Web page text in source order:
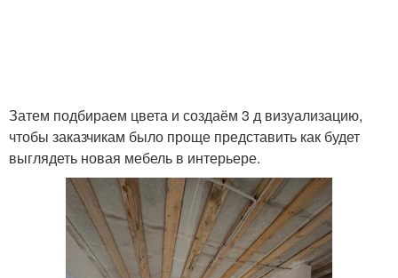
Затем подбираем цвета и создаём 3 д визуализацию,
чтобы заказчикам было проще представить как будет
выглядеть новая мебель в интерьере.